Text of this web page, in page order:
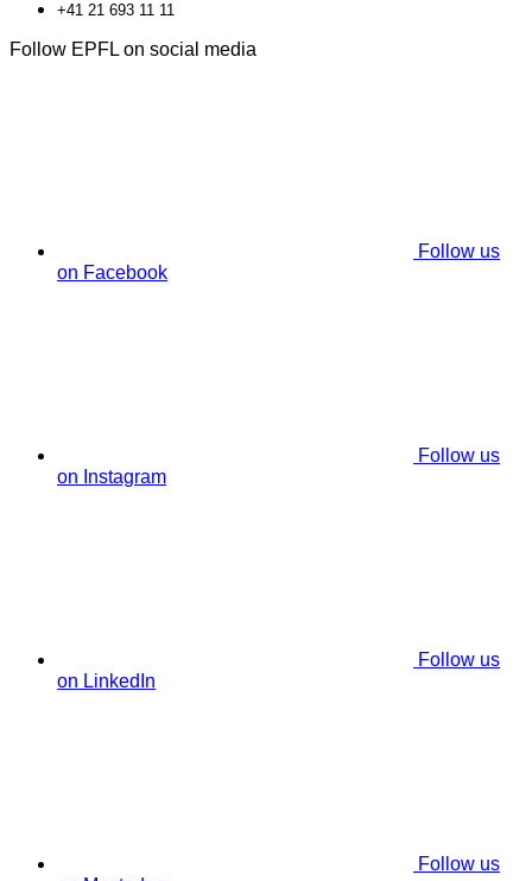
+41 21 693 11 11
Follow EPFL on social media
Follow us
on Facebook
Follow us
on Instagram
Follow us
on LinkedIn
Follow us